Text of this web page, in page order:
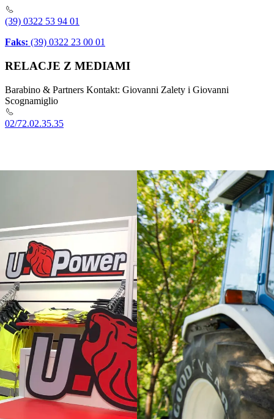
(39) 0322 53 94 01
Faks: (39) 0322 23 00 01
RELACJE Z MEDIAMI
Barabino & Partners Kontakt: Giovanni Zalety i Giovanni
Scognamiglio
02/72.02.35.35